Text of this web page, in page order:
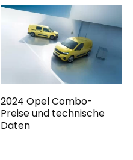
2024 Opel Combo-
Preise und technische
Daten